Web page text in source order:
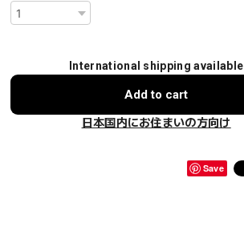
International shipping available
Add to cart
日本国内にお住まいの方向け
Save